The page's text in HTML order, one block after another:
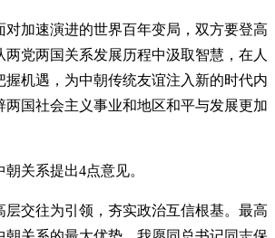
对加速演进的世界百年变局，双方要登高
党两国关系发展历程中汲取智慧，在人
握机遇，为中朝传统友谊注入新的时代内
两国社会主义事业和地区和平与发展更加
关系提出4点意见。
层交往为引领，夯实政治互信根基。最高